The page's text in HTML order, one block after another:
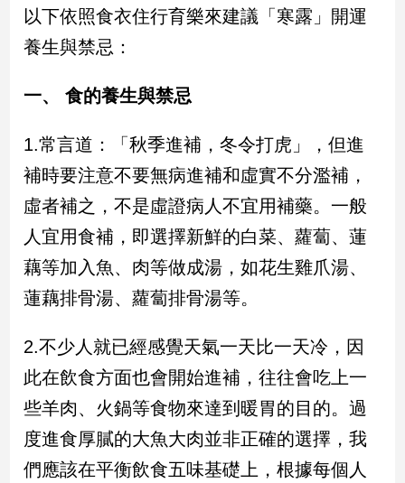
南
台
灣
點
南
灣
觀
點
娛
樂
娛
樂
星
聞
流
時
以下依照食衣住行育樂來建議「寒露」開運
養生與禁忌：
一、 食的養生與禁忌
1.常言道：「秋季進補，冬令打虎」，但進
補時要注意不要無病進補和虛實不分濫補，
虛者補之，不是虛證病人不宜用補藥。一般
人宜用食補，即選擇新鮮的白菜、蘿蔔、蓮
藕等加入魚、肉等做成湯，如花生雞爪湯、
蓮藕排骨湯、蘿蔔排骨湯等。
2.不少人就已經感覺天氣一天比一天冷，因
此在飲食方面也會開始進補，往往會吃上一
些羊肉、火鍋等食物來達到暖胃的目的。過
度進食厚膩的大魚大肉並非正確的選擇，我
們應該在平衡飲食五味基礎上，根據每個人